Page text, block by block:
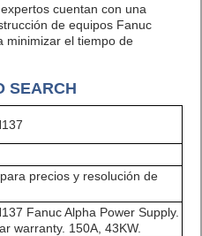
cuentan con una
de equipos Fanuc
minimizar el tiempo de
SEARCH
precios y resolución de
Fanuc Alpha Power Supply.
warranty. 150A, 43KW.